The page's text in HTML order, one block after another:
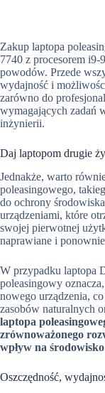
Zakup laptopa
7740 z procesorem
powodów. Przede
wydajność i
zarówno do
wymagających zadań
inżynierii.
Daj laptopom drugie
Jednakże, warto
poleasingowego,
do ochrony
urządzeniami, które
swojej pierwotnej
naprawiane i
W przypadku laptopa
poleasingowy
nowego urządzenia,
zasobów naturalnych
laptopa
zrównoważonego
wpływ na
Oszczędność,